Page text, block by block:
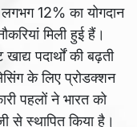
12% का योगदान
मिली हुई हैं।
पदार्थों की बढ़ती
के लिए प्रोडक्शन
पहलों ने भारत को
से स्थापित किया है।